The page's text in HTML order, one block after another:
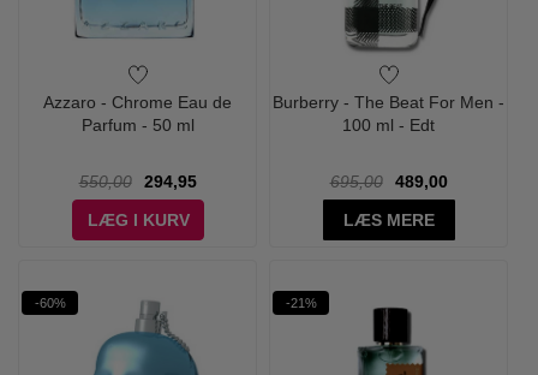
Azzaro - Chrome Eau de
Parfum - 50 ml
550,00
294,95
LÆG I KURV
Burberry - The Beat For Men -
100 ml - Edt
695,00
489,00
LÆS MERE
-60% -21%